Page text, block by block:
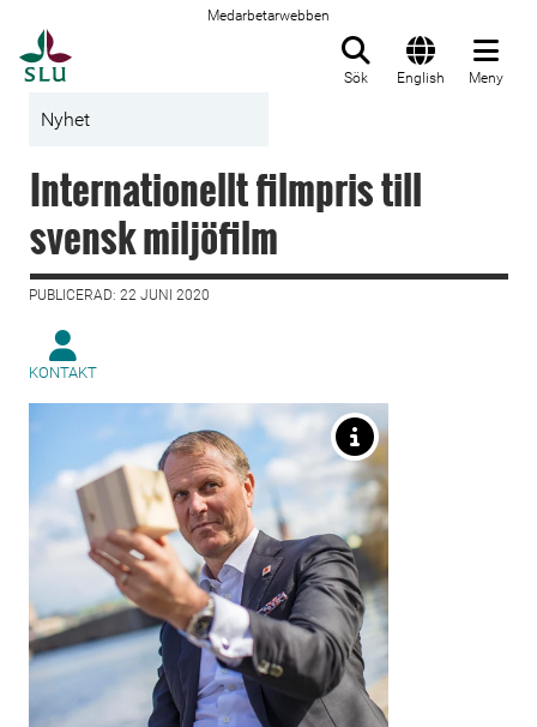
Medarbetarwebben
Sök English Meny
Nyhet
Internationellt filmpris till
svensk miljöfilm
PUBLICERAD: 22 JUNI 2020
KONTAKT